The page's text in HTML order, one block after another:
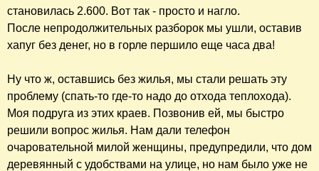
становилась 2.600. Вот так - просто и нагло.
После непродолжительных разборок мы ушли, оставив
хапуг без денег, но в горле першило еще часа два!
Ну что ж, оставшись без жилья, мы стали решать эту
проблему (спать-то где-то надо до отхода теплохода).
Моя подруга из этих краев. Позвонив ей, мы быстро
решили вопрос жилья. Нам дали телефон
очаровательной милой женщины, предупредили, что дом
деревянный с удобствами на улице, но нам было уже не